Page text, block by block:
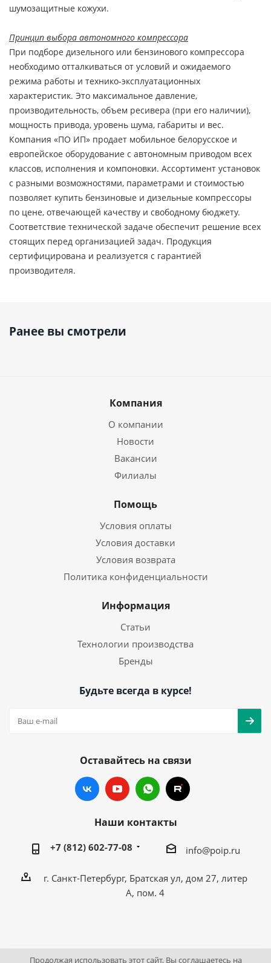
шумозащитные кожухи.
Принцип выбора автономного компрессора
При подборе дизельного или бензинового компрессора
необходимо отталкиваться от условий и ожидаемого
режима работы и технико-эксплуатационных
характеристик. Это максимальное давление,
производительность, объем ресивера (при его наличии),
мощность привода, уровень шума, габариты и вес.
Компания «ПО ИП» продает мобильное белорусское и
европейское оборудование с автономным приводом всех
классов, исполнения и компоновки. Ассортимент установок
с разными возможностями, параметрами и стоимостью
позволяет купить бензиновые и дизельные компрессоры
по цене, отвечающей качеству и свободному бюджету.
Соответствие технической задаче обеспечит решение всех
стоящих перед организацией задач. Продукция
сертифицирована и реализуется с гарантией
производителя.
Ранее вы смотрели
Компания
О компании
Новости
Вакансии
Филиалы
Помощь
Условия оплаты
Условия доставки
Условия возврата
Политика конфиденциальности
Информация
Статьи
Технологии производства
Бренды
Будьте всегда в курсе!
Оставайтесь на связи
Наши контакты
+7 (812) 602-77-08 info@poip.ru
г. Санкт-Петербург, Братская ул, дом 27, литер
А, пом. 4
Продолжая использовать этот сайт, Вы соглашаетесь на